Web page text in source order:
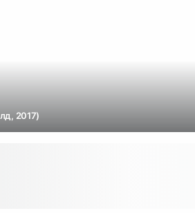
2017)